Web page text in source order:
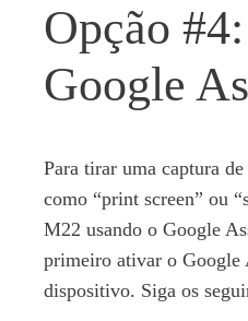
Opção
Google
Para tirar uma captura
como “print screen” ou
M22 usando o Google
primeiro ativar o Google
dispositivo. Siga os